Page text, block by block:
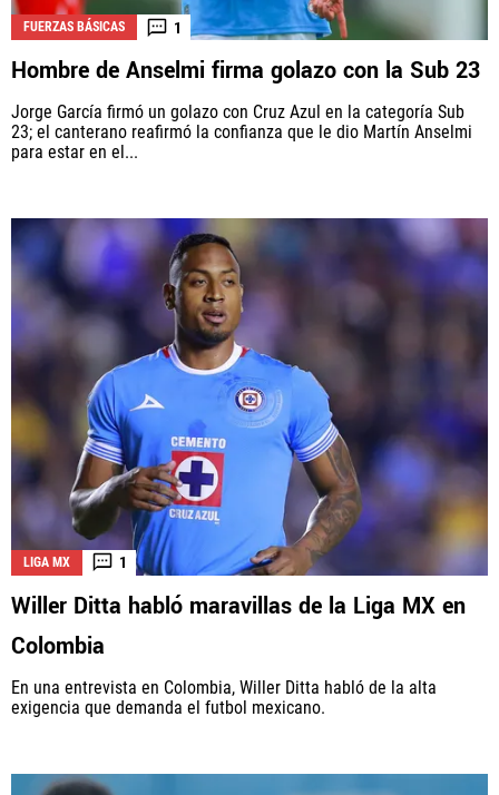
FUERZAS BÁSICAS 1
Hombre de Anselmi firma golazo con la Sub 23
Jorge García firmó un golazo con Cruz Azul en la categoría Sub
23; el canterano reafirmó la confianza que le dio Martín Anselmi
para estar en el...
LIGA MX 1
Willer Ditta habló maravillas de la Liga MX en
Colombia
En una entrevista en Colombia, Willer Ditta habló de la alta
exigencia que demanda el futbol mexicano.